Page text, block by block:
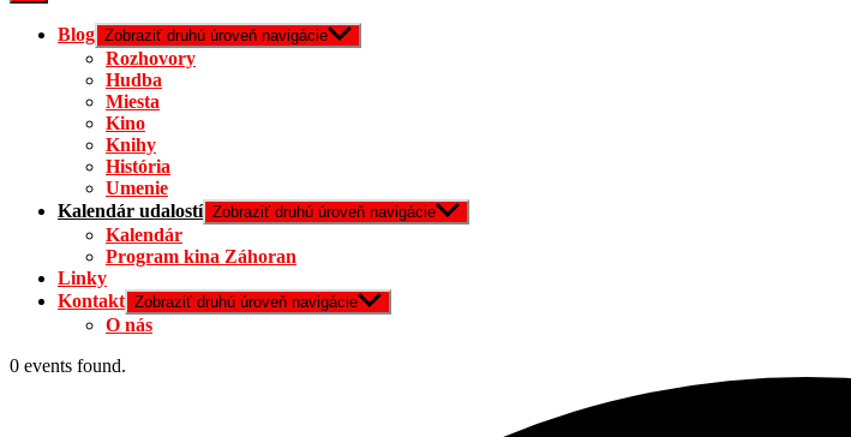
Blog Zobraziť druhú úroveň navigácie
Rozhovory
Hudba
Miesta
Kino
Knihy
História
Umenie
Kalendár udalostí Zobraziť druhú úroveň navigácie
Kalendár
Program kina Záhoran
Linky
Kontakt Zobraziť druhú úroveň navigácie
O nás
0 events found.